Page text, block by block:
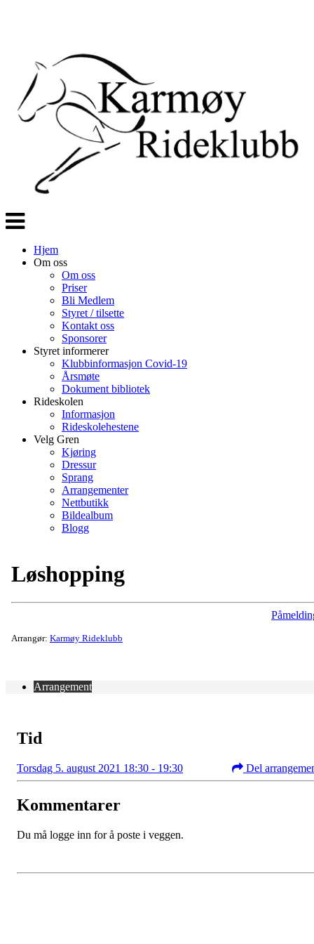
Veksle
navigasjon
Hjem
Om oss
Om oss
Priser
Bli Medlem
Styret / tilsette
Kontakt oss
Sponsorer
Styret informerer
Klubbinformasjon Covid-19
Årsmøte
Dokument bibliotek
Rideskolen
Informasjon
Rideskolehestene
Velg Gren
Kjøring
Dressur
Sprang
Arrangementer
Nettbutikk
Bildealbum
Blogg
Løshopping
Arrangør: Karmøy Rideklubb
Arrangement
Tid
Torsdag 5. august 2021 18:30 - 19:30 Del
Kommentarer
Du må logge inn for å poste i veggen.